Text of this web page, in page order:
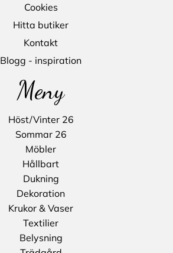
Cookies
Hitta butiker
Kontakt
Blogg - inspiration
Meny
Höst/Vinter 26
Sommar 26
Möbler
Hållbart
Dukning
Dekoration
Krukor & Vaser
Textilier
Belysning